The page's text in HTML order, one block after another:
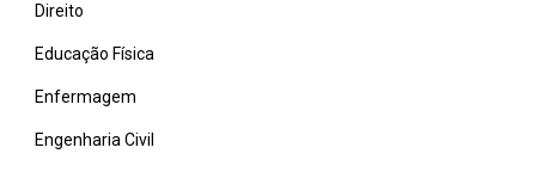
Direito
Educação Física
Enfermagem
Engenharia Civil